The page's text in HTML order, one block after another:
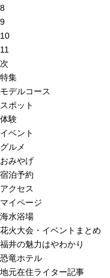
8
9
10
11
次
特集
モデルコース
スポット
体験
イベント
グルメ
おみやげ
宿泊予約
アクセス
マイページ
海水浴場
花火大会・イベントまとめ
福井の魅力はやわかり
恐竜ホテル
地元在住ライター記事